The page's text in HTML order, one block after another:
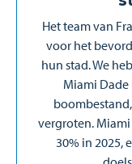
Het team van
voor het
hun stad. We
Miami Dade
vergroten.
30% in 2025,